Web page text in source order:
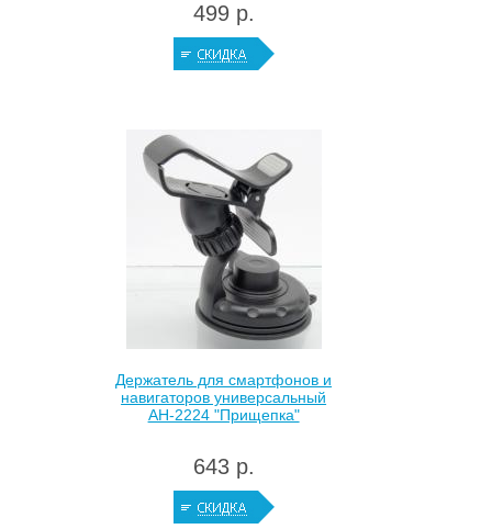
499 р.
Держатель для смартфонов и
навигаторов универсальный
AH-2224 "Прищепка"
643 р.